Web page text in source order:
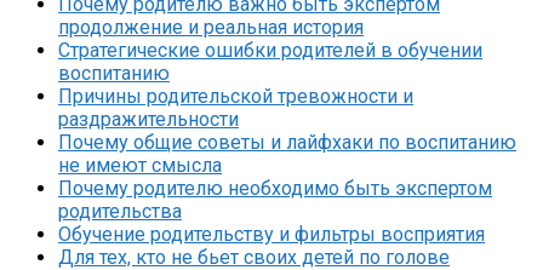
продолжение и реальная история
Стратегические ошибки родителей в обучении
воспитанию
Причины родительской тревожности и
раздражительности
Почему общие советы и лайфхаки по воспитанию
не имеют смысла
Почему родителю необходимо быть экспертом
родительства
Обучение родительству и фильтры восприятия
Для тех, кто не бьет своих детей по голове